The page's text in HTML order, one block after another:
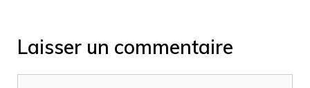
Laisser un commentaire